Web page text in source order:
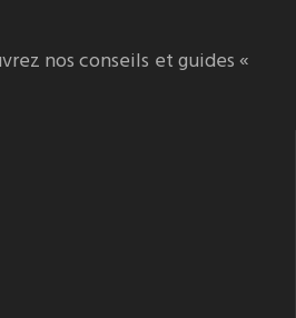
nos conseils et guides «